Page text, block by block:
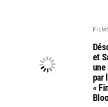
et
une
par
«